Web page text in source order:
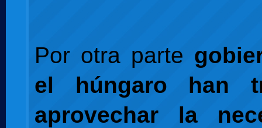
Por otra parte
el húngaro han
aprovechar la